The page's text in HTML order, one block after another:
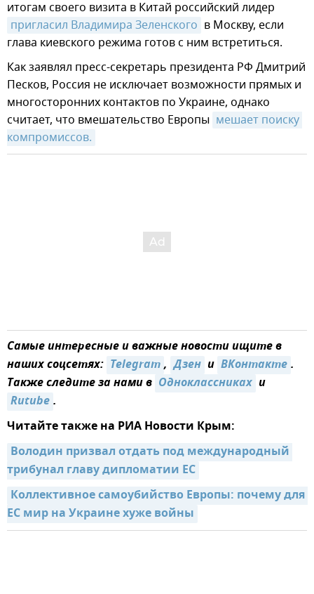
итогам своего визита в Китай российский лидер
пригласил Владимира Зеленского в Москву, если
глава киевского режима готов с ним встретиться.
Как заявлял пресс-секретарь президента РФ Дмитрий
Песков, Россия не исключает возможности прямых и
многосторонних контактов по Украине, однако
считает, что вмешательство Европы мешает поиску
компромиссов.
Самые интересные и важные новости ищите в
наших соцсетях: Telegram, Дзен и ВКонтакте.
Также следите за нами в Одноклассниках и
Rutube.
Читайте также на РИА Новости Крым:
Володин призвал отдать под международный
трибунал главу дипломатии ЕС
Коллективное самоубийство Европы: почему для
ЕС мир на Украине хуже войны